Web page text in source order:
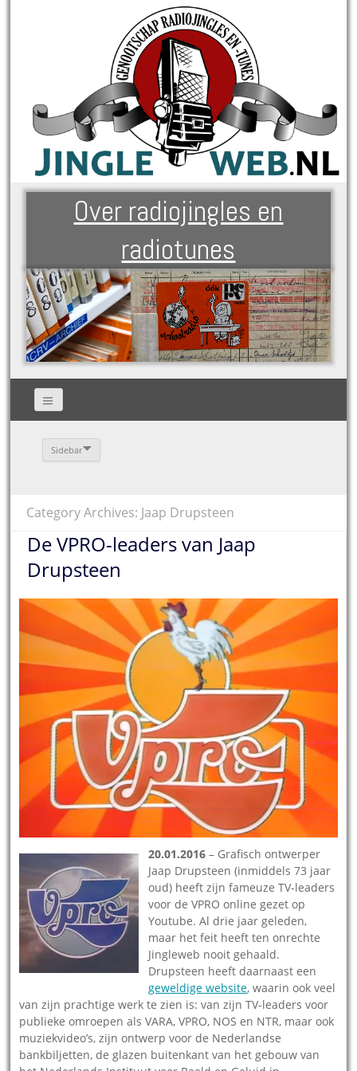
Over radiojingles en
radiotunes
Sidebar
Category Archives: Jaap Drupsteen
De VPRO-leaders van Jaap
Drupsteen
20.01.2016 – Grafisch ontwerper
Jaap Drupsteen (inmiddels 73 jaar
oud) heeft zijn fameuze TV-leaders
voor de VPRO online gezet op
Youtube. Al drie jaar geleden,
maar het feit heeft ten onrechte
Jingleweb nooit gehaald.
Drupsteen heeft daarnaast een
geweldige website, waarin ook veel
van zijn prachtige werk te zien is: van zijn TV-leaders voor
publieke omroepen als VARA, VPRO, NOS en NTR, maar ook
muziekvideo’s, zijn ontwerp voor de Nederlandse
bankbiljetten, de glazen buitenkant van het gebouw van